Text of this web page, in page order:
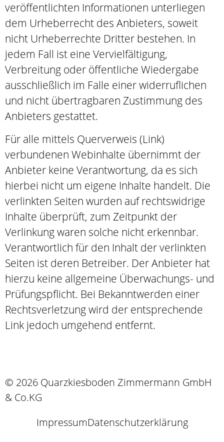
veröffentlichten Informationen unterliegen
dem Urheberrecht des Anbieters, soweit
nicht Urheberrechte Dritter bestehen. In
jedem Fall ist eine Vervielfältigung,
Verbreitung oder öffentliche Wiedergabe
ausschließlich im Falle einer widerruflichen
und nicht übertragbaren Zustimmung des
Anbieters gestattet.
Für alle mittels Querverweis (Link)
verbundenen Webinhalte übernimmt der
Anbieter keine Verantwortung, da es sich
hierbei nicht um eigene Inhalte handelt. Die
verlinkten Seiten wurden auf rechtswidrige
Inhalte überprüft, zum Zeitpunkt der
Verlinkung waren solche nicht erkennbar.
Verantwortlich für den Inhalt der verlinkten
Seiten ist deren Betreiber. Der Anbieter hat
hierzu keine allgemeine Überwachungs- und
Prüfungspflicht. Bei Bekanntwerden einer
Rechtsverletzung wird der entsprechende
Link jedoch umgehend entfernt.
© 2026 Quarzkiesboden Zimmermann GmbH
& Co.KG
ImpressumDatenschutzerklärung